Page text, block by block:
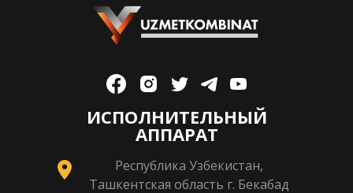
ИСПОЛНИТЕЛЬНЫЙ
АППАРАТ
Республика Узбекистан,
Ташкентская область г. Бекабад